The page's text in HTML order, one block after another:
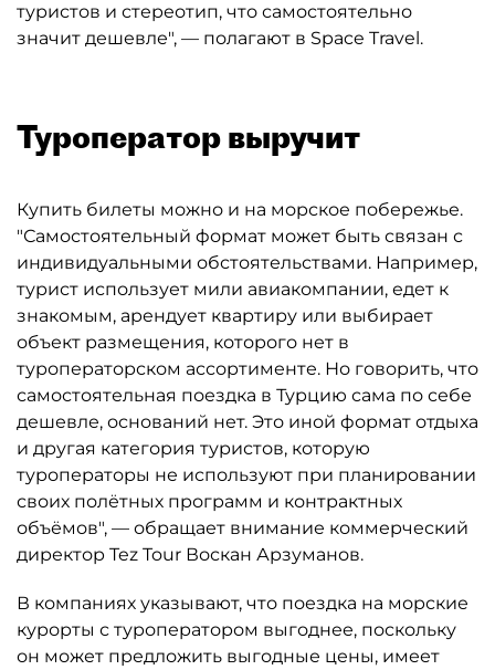
туристов и стереотип, что самостоятельно
значит дешевле", — полагают в Space Travel.
Туроператор выручит
Купить билеты можно и на морское побережье.
"Самостоятельный формат может быть связан с
индивидуальными обстоятельствами. Например,
турист использует мили авиакомпании, едет к
знакомым, арендует квартиру или выбирает
объект размещения, которого нет в
туроператорском ассортименте. Но говорить, что
самостоятельная поездка в Турцию сама по себе
дешевле, оснований нет. Это иной формат отдыха
и другая категория туристов, которую
туроператоры не используют при планировании
своих полётных программ и контрактных
объёмов", — обращает внимание коммерческий
директор Tez Tour Воскан Арзуманов.
В компаниях указывают, что поездка на морские
курорты с туроператором выгоднее, поскольку
он может предложить выгодные цены, имеет